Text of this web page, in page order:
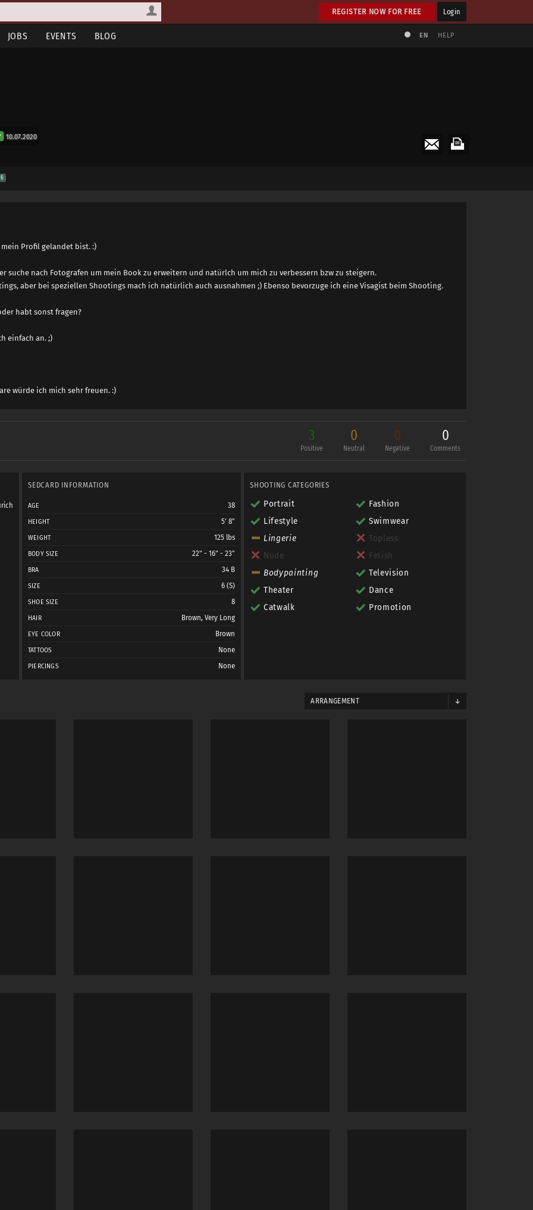
REGISTER NOW FOR FREE Login
JOBS EVENTS BLOG EN HELP
10.07.2020
6
Profil gelandet bist. :)
suche nach Fotografen um mein Book zu erweitern und natürlch um mich zu verbessern bzw zu steigern.
aber bei speziellen Shootings mach ich natürlich auch ausnahmen ;) Ebenso bevorzuge ich eine Visagist beim Shooting.
habt sonst fragen?
einfach an. ;)
würde ich mich sehr freuen. :)
3
Positive
0
Neutral
0
Negative
0
Comments
SEDCARD INFORMATION
AGE 38
HEIGHT 5' 8"
WEIGHT 125 lbs
BODY SIZE 22" - 16" - 23"
BRA 34 B
SIZE 6 (S)
SHOE SIZE 8
HAIR Brown, Very Long
EYE COLOR Brown
TATTOOS None
PIERCINGS None
SHOOTING CATEGORIES
Portrait
Lifestyle
Lingerie
Nude
Bodypainting
Theater
Catwalk
Fashion
Swimwear
Topless
Fetish
Television
Dance
Promotion
ARRANGEMENT